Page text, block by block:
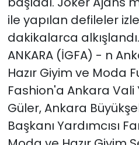
ile yapılan defileler
dakikalarca
ANKARA (İGFA) - n
Hazır Giyim ve Moda
Fashion'a Ankara Vali
Güler, Ankara
Başkanı Yardımcısı